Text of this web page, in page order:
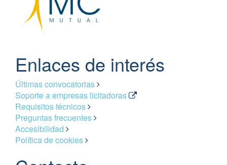
Enlaces de interés
Últimas convocatorias
Soporte a empresas licitadoras
Requisitos técnicos
Preguntas frecuentes
Accesibilidad
Política de cookies